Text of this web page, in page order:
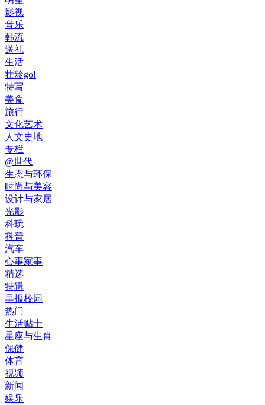
影视
音乐
韩流
送礼
生活
壮龄go!
特写
美食
旅行
文化艺术
人文史地
专栏
@世代
生态与环保
时尚与美容
设计与家居
光影
科玩
科普
汽车
心事家事
精选
特辑
早报校园
热门
生活贴士
星座与生肖
保健
体育
视频
新闻
娱乐